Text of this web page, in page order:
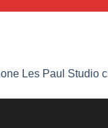
Les Paul Studio